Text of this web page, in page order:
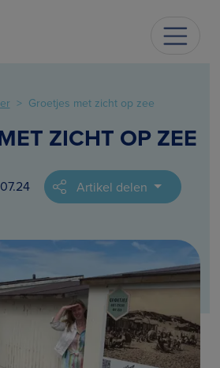
Groetjes met zicht op zee
ZICHT OP ZEE
Artikel delen